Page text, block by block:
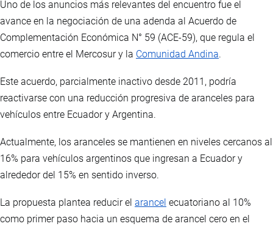
Uno de los anuncios más relevantes del encuentro fue el
avance en la negociación de una adenda al Acuerdo de
Complementación Económica N° 59 (ACE-59), que regula el
comercio entre el Mercosur y la Comunidad Andina.
Este acuerdo, parcialmente inactivo desde 2011, podría
reactivarse con una reducción progresiva de aranceles para
vehículos entre Ecuador y Argentina.
Actualmente, los aranceles se mantienen en niveles cercanos al
16% para vehículos argentinos que ingresan a Ecuador y
alrededor del 15% en sentido inverso.
La propuesta plantea reducir el arancel ecuatoriano al 10%
como primer paso hacia un esquema de arancel cero en el